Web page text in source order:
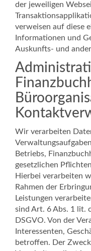
der jeweiligen
verweisen auf diese
Informationen und
Auskunfts- und
Wir verarbeiten
Betriebs,
gesetzlichen
Hierbei verarbeiten
Rahmen der
Leistungen
sind Art. 6 Abs. 1 lit.
DSGVO. Von der
Interessenten,
betroffen. Der